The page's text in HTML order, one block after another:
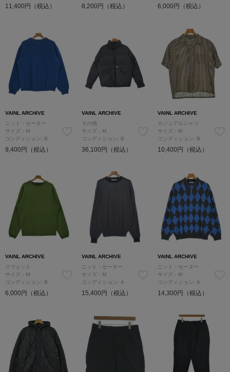
11,400円（税込） 8,200円（税込） 6,000円（税込）
VAINL ARCHIVE
ニット・セーター
サイズ：M
コンディション: B
9,400円（税込）
VAINL ARCHIVE
その他
サイズ：M
コンディション: B
36,100円（税込）
VAINL ARCHIVE
カジュアルシャツ
サイズ：M
コンディション: B
10,400円（税込）
VAINL ARCHIVE
スウェット
サイズ：M
コンディション: B
6,000円（税込）
VAINL ARCHIVE
ニット・セーター
サイズ：M
コンディション: A
15,400円（税込）
VAINL ARCHIVE
ニット・セーター
サイズ：M
コンディション: A
14,300円（税込）